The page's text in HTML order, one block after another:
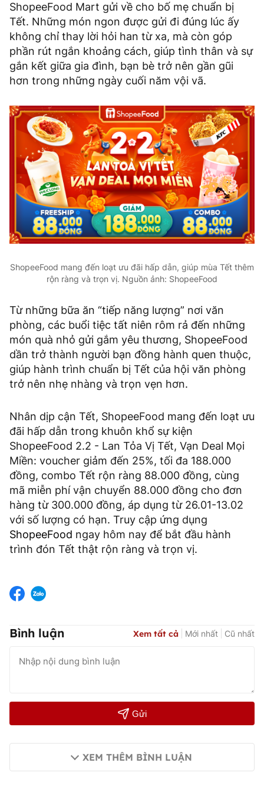
ShopeeFood Mart gửi về cho bố mẹ chuẩn bị
Tết. Những món ngon được gửi đi đúng lúc ấy
không chỉ thay lời hỏi han từ xa, mà còn góp
phần rút ngắn khoảng cách, giúp tình thân và sự
gắn kết giữa gia đình, bạn bè trở nên gần gũi
hơn trong những ngày cuối năm vội vã.
ShopeeFood mang đến loạt ưu đãi hấp dẫn, giúp mùa Tết thêm
rộn ràng và trọn vị. Nguồn ảnh: ShopeeFood
Từ những bữa ăn “tiếp năng lượng” nơi văn
phòng, các buổi tiệc tất niên rôm rả đến những
món quà nhỏ gửi gắm yêu thương, ShopeeFood
dần trở thành người bạn đồng hành quen thuộc,
giúp hành trình chuẩn bị Tết của hội văn phòng
trở nên nhẹ nhàng và trọn vẹn hơn.
Nhân dịp cận Tết, ShopeeFood mang đến loạt ưu
đãi hấp dẫn trong khuôn khổ sự kiện
ShopeeFood 2.2 - Lan Tỏa Vị Tết, Vạn Deal Mọi
Miền: voucher giảm đến 25%, tối đa 188.000
đồng, combo Tết rộn ràng 88.000 đồng, cùng
mã miễn phí vận chuyển 88.000 đồng cho đơn
hàng từ 300.000 đồng, áp dụng từ 26.01-13.02
với số lượng có hạn. Truy cập ứng dụng
ShopeeFood ngay hôm nay để bắt đầu hành
trình đón Tết thật rộn ràng và trọn vị.
Bình luận Xem tất cả Mới nhất Cũ nhất
Gửi
XEM THÊM BÌNH LUẬN